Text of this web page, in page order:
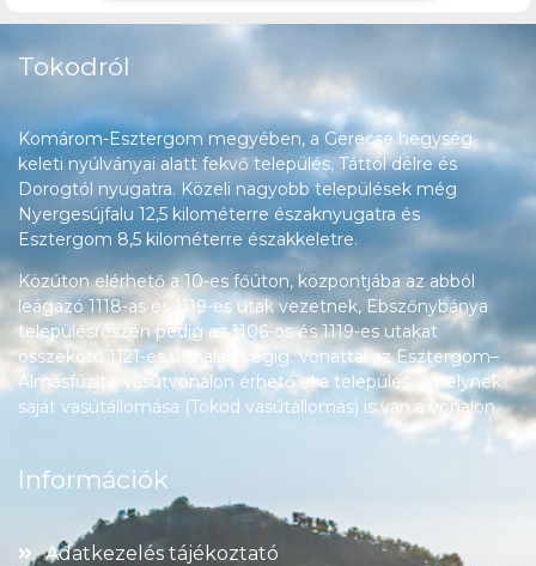
Tokodról
Komárom-Esztergom megyében, a Gerecse hegység
keleti nyúlványai alatt fekvő település, Táttól délre és
Dorogtól nyugatra. Közeli nagyobb települések még
Nyergesújfalu 12,5 kilométerre északnyugatra és
Esztergom 8,5 kilométerre északkeletre.
Közúton elérhető a 10-es főúton, központjába az abból
leágazó 1118-as és 1119-es utak vezetnek, Ebszőnybánya
településrészén pedig az 1106-os és 1119-es utakat
összekötő 1121-es út halad végig. Vonattal az Esztergom–
Almásfüzitő-vasútvonalon érhető el a település, amelynek
saját vasútállomása (Tokod vasútállomás) is van a vonalon.
Információk
Adatkezelés tájékoztató